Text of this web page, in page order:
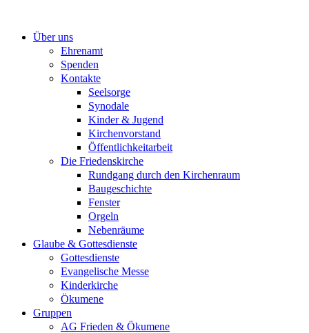
springenÜber uns
Ehrenamt
Spenden
Kontakte
Seelsorge
Synodale
Kinder & Jugend
Kirchenvorstand
Öffentlichkeitarbeit
Die Friedenskirche
Rundgang durch den Kirchenraum
Baugeschichte
Fenster
Orgeln
Nebenräume
Glaube & Gottesdienste
Gottesdienste
Evangelische Messe
Kinderkirche
Ökumene
Gruppen
AG Frieden & Ökumene